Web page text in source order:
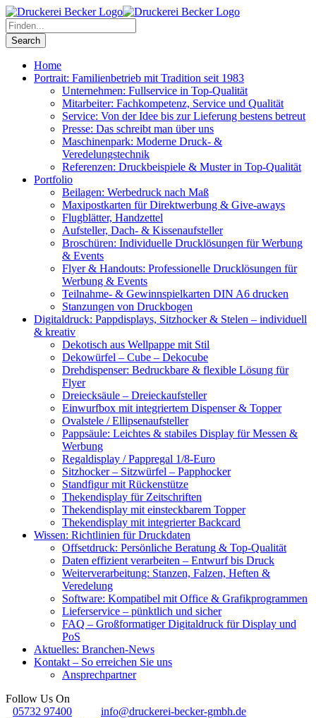
Home
Portrait: Familienbetrieb mit Tradition seit 1983
Unternehmen: Fullservice in Top-Qualität
Mitarbeiter: Fachkompetenz, Service und Qualität
Service: Von der Idee bis zur Lieferung bestens betreut
Presse: Das schreibt man über uns
Maschinenpark: Moderne Druck- &
Veredelungstechnik
Referenzen: Druckbeispiele & Muster in Top-Qualität
Portfolio
Beilagen: Werbedruck nach Maß
Maxipostkarten für Direktwerbung & Give-aways
Flugblätter, Handzettel
Aufsteller, Dach- & Kissenaufsteller
Broschüren: Individuelle Drucklösungen für Werbung
& Events
Flyer & Handouts: Professionelle Drucklösungen für
Werbung & Events
Teilnahme- & Gewinnspielkarten DIN A6 drucken
Stanzungen von Druckbogen
Digitaldruck: Pappdisplays, Sitzhocker & Stelen – individuell
& kreativ
Dekotisch aus Wellpappe mit Stil
Dekowürfel – Cube – Dekocube
Drehdispenser: Bedruckbare & flexible Lösung für
Flyer
Dreiecksäule – Dreieckaufsteller
Einwurfbox mit integriertem Dispenser & Topper
Ovalstele / Ellipsenaufsteller
Pappsäule: Leichtes & stabiles Display für Messen &
Werbung
Regaldisplay / Pappregal 1/8-Euro
Sitzhocker – Sitzwürfel – Papphocker
Standfigur mit Rückenstütze
Thekendisplay für Zeitschriften
Thekendisplay mit einsteckbarem Topper
Thekendisplay mit integrierter Backcard
Wissen: Richtlinien für Druckdaten
Offsetdruck: Persönliche Beratung & Top-Qualität
Daten effizient verarbeiten – Entwurf bis Druck
Weiterverarbeitung: Stanzen, Falzen, Heften &
Veredelung
Software: Kompatibel mit Office & Grafikprogrammen
Lieferservice – pünktlich und sicher
FAQ – Großformatiger Digitaldruck für Display und
PoS
Aktuelles: Branchen-News
Kontakt – So erreichen Sie uns
Ansprechpartner
Follow Us On
05732 97400
info@druckerei-becker-gmbh.de